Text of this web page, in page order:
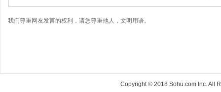
我们尊重网友发言的权利，请您尊重他人，文明用语。
Copyright © 2018 Sohu.com Inc. All